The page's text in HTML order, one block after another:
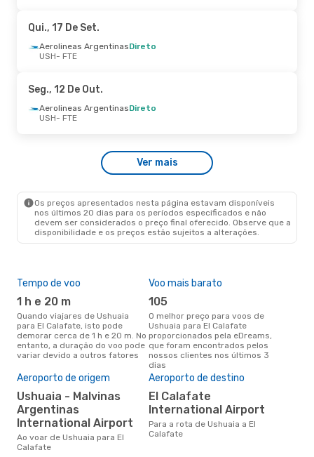
Qui., 17 De Set.
Aerolineas ArgentinasDireto
USH- FTE
Seg., 12 De Out.
Aerolineas ArgentinasDireto
USH- FTE
Ver mais
Os preços apresentados nesta página estavam disponíveis
nos últimos 20 dias para os períodos especificados e não
devem ser considerados o preço final oferecido. Observe que a
disponibilidade e os preços estão sujeitos a alterações.
Tempo de voo
1 h e 20 m
Quando viajares de Ushuaia
para El Calafate, isto pode
demorar cerca de 1 h e 20 m. No
entanto, a duração do voo pode
variar devido a outros fatores
Voo mais barato
105
O melhor preço para voos de
Ushuaia para El Calafate
proporcionados pela eDreams,
que foram encontrados pelos
nossos clientes nos últimos 3
dias
Aeroporto de origem
Ushuaia - Malvinas
Argentinas
International Airport
Ao voar de Ushuaia para El
Calafate
Aeroporto de destino
El Calafate
International Airport
Para a rota de Ushuaia a El
Calafate